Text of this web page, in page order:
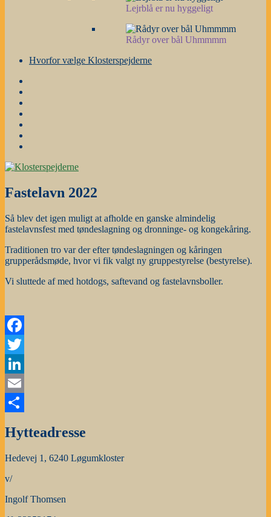
Lejrblå er nu hyggeligt
Rådyr over bål Uhmmmm
Hvorfor vælge Klosterspejderne
Klosterspejderne
Fastelavn 2022
Så blev det igen muligt at afholde en ganske almindelig
fastelavnsfest med tøndeslagning og dronninge- og kongekåring.
Traditionen tro var der efter tøndeslagningen og kåringen
grupperådsmøde, hvor vi fik valgt ny gruppestyrelse (bestyrelse).
Vi sluttede af med hotdogs, saftevand og fastelavnsboller.
Facebook
Twitter
LinkedIn
Email
Hytteadresse
Hedevej 1, 6240 Løgumkloster
v/
Ingolf Thomsen